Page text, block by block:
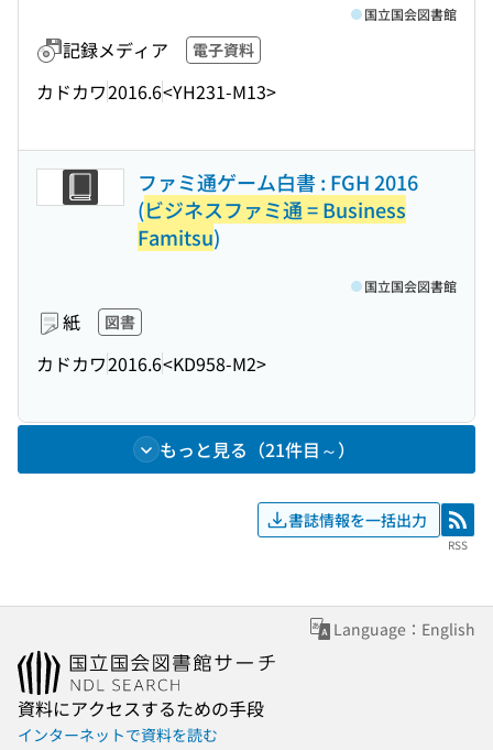
記録メディア 電子資料
カドカワ2016.6<YH231-M13>
国立国会図書館
ファミ通ゲーム白書 : FGH 2016
(ビジネスファミ通 = Business
Famitsu)
紙 図書
カドカワ2016.6<KD958-M2>
国立国会図書館
もっと見る（21件目～）
書誌情報を一括出力 RSS
RSS
Language：English
資料にアクセスするための手段
インターネットで資料を読む